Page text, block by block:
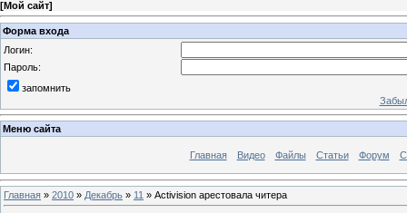
[Мой сайт]
Форма входа
Логин:
Пароль:
запомнить
Меню сайта
Главная Видео Файлы Статьи Форум
Главная » 2010 » Декабрь » 11 » Activision арестовала читера